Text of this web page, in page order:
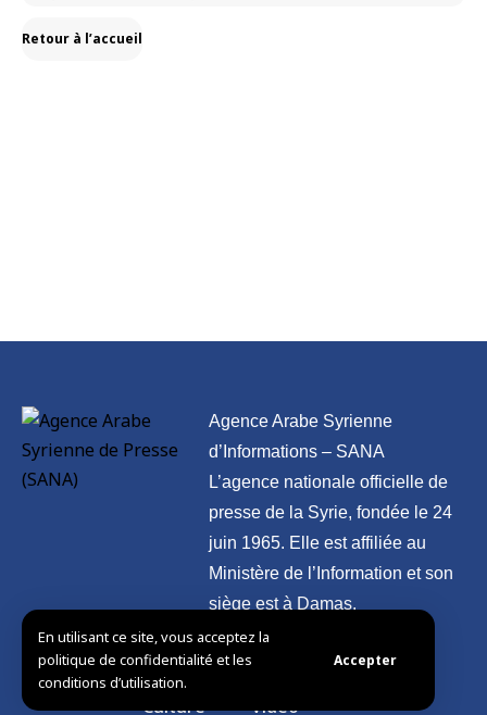
En utilisant ce site, vous acceptez la
politique de confidentialité et les
conditions d’utilisation.
Accepter
Retour à l’accueil
Agence Arabe Syrienne
d’Informations – SANA
L’agence nationale officielle de
presse de la Syrie, fondée le 24
juin 1965. Elle est affiliée au
Ministère de l’Information et son
siège est à Damas.
La Syrie et
le Monde
International
Culture
Vidéo